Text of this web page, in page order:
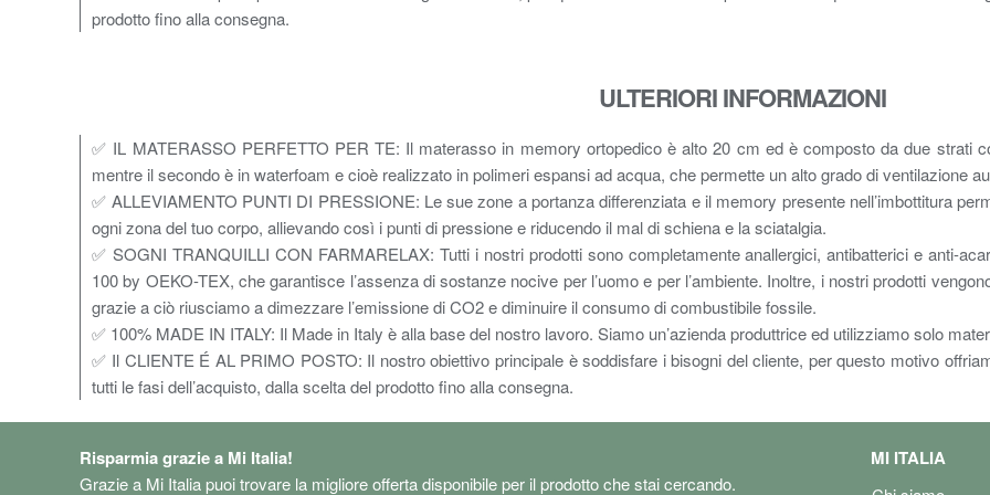
prodotto fino alla consegna.
ULTERIORI INFORMAZIONI
✅ IL MATERASSO PERFETTO PER TE: Il materasso in memory ortopedico è alto 20 cm ed è composto da due strati
mentre il secondo è in waterfoam e cioè realizzato in polimeri espansi ad acqua, che permette un alto grado di ventilazione
✅ ALLEVIAMENTO PUNTI DI PRESSIONE: Le sue zone a portanza differenziata e il memory presente nell’imbottitura
ogni zona del tuo corpo, allievando così i punti di pressione e riducendo il mal di schiena e la sciatalgia.
✅ SOGNI TRANQUILLI CON FARMARELAX: Tutti i nostri prodotti sono completamente anallergici, antibatterici e anti-
100 by OEKO-TEX, che garantisce l’assenza di sostanze nocive per l’uomo e per l’ambiente. Inoltre, i nostri prodotti
grazie a ciò riusciamo a dimezzare l’emissione di CO2 e diminuire il consumo di combustibile fossile.
✅ 100% MADE IN ITALY: Il Made in Italy è alla base del nostro lavoro. Siamo un’azienda produttrice ed utilizziamo solo
✅ Il CLIENTE É AL PRIMO POSTO: Il nostro obiettivo principale è soddisfare i bisogni del cliente, per questo motivo
tutti le fasi dell’acquisto, dalla scelta del prodotto fino alla consegna.
Risparmia grazie a Mi Italia!
Grazie a Mi Italia puoi trovare la migliore offerta disponibile per il prodotto che stai cercando.
MI ITALIA